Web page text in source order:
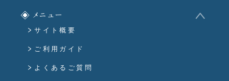
メニュー
サイト概要
ご利用ガイド
よくあるご質問